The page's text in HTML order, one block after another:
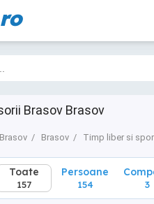
Brasov Brasov
Brasov Brasov Timp liber si
Toate
157
Toate
157
Persoane
154 3